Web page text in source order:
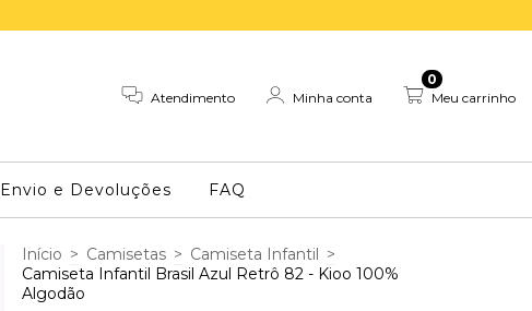
Atendimento Minha conta Meu carrinho
0
Envio e Devoluções FAQ
Início > Camisetas > Camiseta Infantil >
Camiseta Infantil Brasil Azul Retrô 82 - Kioo 100%
Algodão